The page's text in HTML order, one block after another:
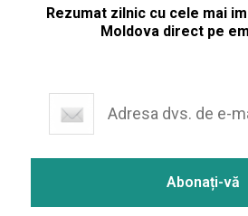
Rezumat zilnic cu cele mai
Moldova direct pe